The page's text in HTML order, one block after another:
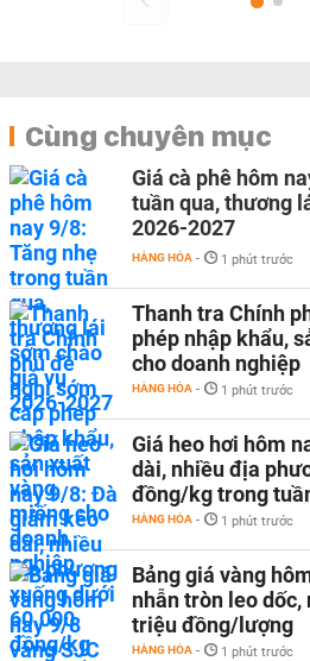
Cùng chuyên mục
Giá cà phê hôm
tuần qua, thương
2026-2027
HÀNG HÓA - 1 phút trước
Thanh tra Chính
phép nhập khẩu,
cho doanh nghiệp
HÀNG HÓA - 1 phút trước
Giá heo hơi hôm
dài, nhiều địa
đồng/kg trong
HÀNG HÓA - 1 phút trước
Bảng giá vàng
nhẫn tròn leo
triệu đồng/lượng
HÀNG HÓA - 1 phút trước